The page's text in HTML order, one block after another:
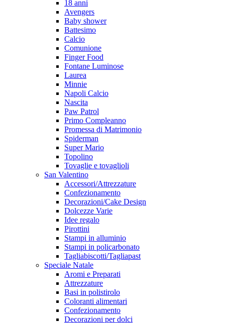
18 anni
Avengers
Baby shower
Battesimo
Calcio
Comunione
Finger Food
Fontane Luminose
Laurea
Minnie
Napoli Calcio
Nascita
Paw Patrol
Primo Compleanno
Promessa di Matrimonio
Spiderman
Super Mario
Topolino
Tovaglie e tovaglioli
San Valentino
Accessori/Attrezzature
Confezionamento
Decorazioni/Cake Design
Dolcezze Varie
Idee regalo
Pirottini
Stampi in alluminio
Stampi in policarbonato
Tagliabiscotti/Tagliapast
Speciale Natale
Aromi e Preparati
Attrezzature
Basi in polistirolo
Coloranti alimentari
Confezionamento
Decorazioni per dolci